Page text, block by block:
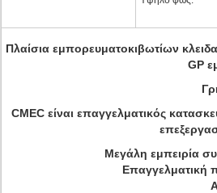
Πλαίσια εμπορευματοκιβωτίων
GP
CMEC είναι επαγγελματικός
Μεγάλη εμπειρία
Επαγγελματική